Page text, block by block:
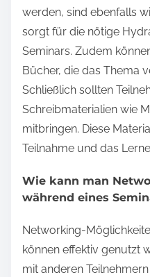
werden, sind ebenfalls
sorgt für die nötige
Seminars. Zudem
Bücher, die das Thema
Schließlich sollten
Schreibmaterialien wie
mitbringen. Diese
Teilnahme und das
Wie kann man
während eines
Networking-
können effektiv genutzt
mit anderen